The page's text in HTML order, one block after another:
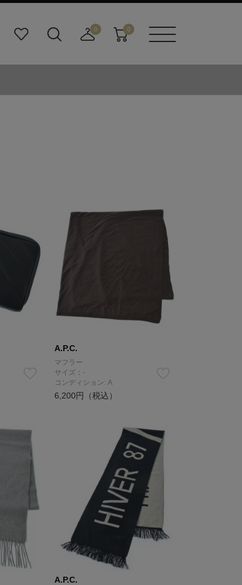
り
ダ
0
寄
0
A.P.C.
マフラー
サイズ：-
コンディション: A
6,200円（税込）
A.P.C.